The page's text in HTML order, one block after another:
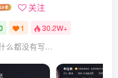
关注
1 30.2W+
么都没有写...